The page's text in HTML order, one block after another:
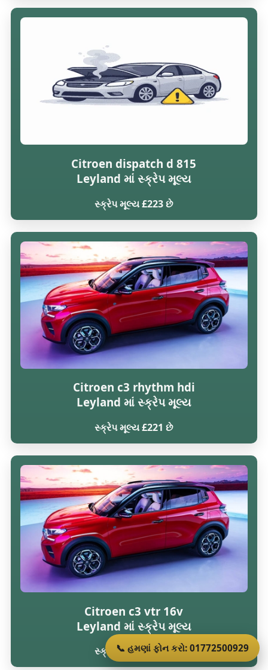
Citroen dispatch d 815
Leyland માં સ્ક્રેપ મૂલ્ય
સ્ક્રેપ મૂલ્ય £223 છે
Citroen c3 rhythm hdi
Leyland માં સ્ક્રેપ મૂલ્ય
સ્ક્રેપ મૂલ્ય £221 છે
Citroen c3 vtr 16v
Leyland માં સ્ક્રેપ મૂલ્ય
સ્ક્રેપ મૂલ્ય £216 છે
📞 હમણાં ફોન કરો: 01772500929